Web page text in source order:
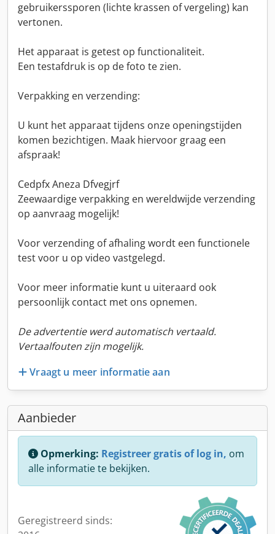
gebruikerssporen (lichte krassen of vergeling) kan
vertonen.
Het apparaat is getest op functionaliteit.
Een testafdruk is op de foto te zien.
Verpakking en verzending:
U kunt het apparaat tijdens onze openingstijden
komen bezichtigen. Maak hiervoor graag een
afspraak!
Cedpfx Aneza Dfvegjrf
Zeewaardige verpakking en wereldwijde verzending
op aanvraag mogelijk!
Voor verzending of afhaling wordt een functionele
test voor u op video vastgelegd.
Voor meer informatie kunt u uiteraard ook
persoonlijk contact met ons opnemen.
De advertentie werd automatisch vertaald.
Vertaalfouten zijn mogelijk.
Vraagt u meer informatie aan
Aanbieder
Opmerking: Registreer gratis of log in, om
alle informatie te bekijken.
Geregistreerd sinds: